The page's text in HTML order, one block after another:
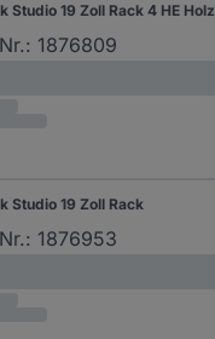
Studio 19 Zoll Rack 4 HE Holz
1876809
Studio 19 Zoll Rack
1876953